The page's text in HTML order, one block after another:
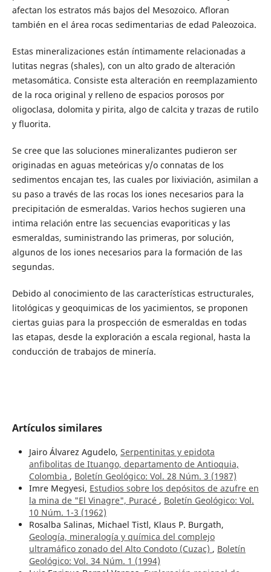
afectan los estratos más bajos del Mesozoico. Afloran
también en el área rocas sedimentarias de edad Paleozoica.
Estas mineralizaciones están íntimamente relacionadas a
lutitas negras (shales), con un alto grado de alteración
metasomática. Consiste esta alteración en reemplazamiento
de la roca original y relleno de espacios porosos por
oligoclasa, dolomita y pirita, algo de calcita y trazas de rutilo
y fluorita.
Se cree que las soluciones mineralizantes pudieron ser
originadas en aguas meteóricas y/o connatas de los
sedimentos encajan tes, las cuales por lixiviación, asimilan a
su paso a través de las rocas los iones necesarios para la
precipitación de esmeraldas. Varios hechos sugieren una
intima relación entre las secuencias evaporiticas y las
esmeraldas, suministrando las primeras, por solución,
algunos de los iones necesarios para la formación de las
segundas.
Debido al conocimiento de las características estructurales,
litológicas y geoquimicas de los yacimientos, se proponen
ciertas guias para la prospección de esmeraldas en todas
las etapas, desde la exploración a escala regional, hasta la
conducción de trabajos de minería.
Artículos similares
Jairo Álvarez Agudelo, Serpentinitas y epidota
anfibolitas de Ituango, departamento de Antioquia,
Colombia , Boletín Geológico: Vol. 28 Núm. 3 (1987)
Imre Megyesi, Estudios sobre los depósitos de azufre en
la mina de "El Vinagre", Puracé , Boletín Geológico: Vol.
10 Núm. 1-3 (1962)
Rosalba Salinas, Michael Tistl, Klaus P. Burgath,
Geología, mineralogía y química del complejo
ultramáfico zonado del Alto Condoto (Cuzac) , Boletín
Geológico: Vol. 34 Núm. 1 (1994)